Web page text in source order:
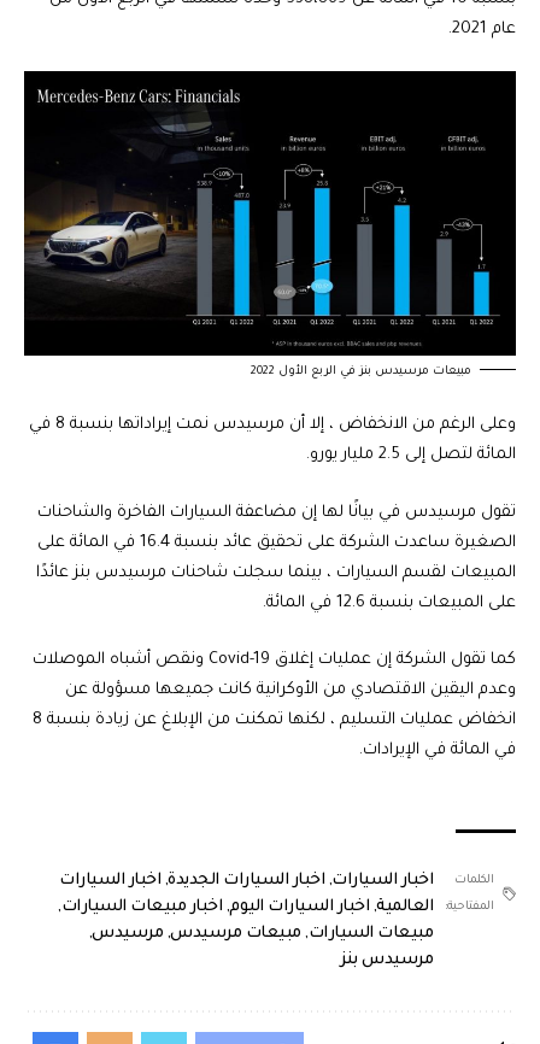
عام 2021.
مبيعات مرسيدس بنز في الربع الأول 2022
وعلى الرغم من الانخفاض ، إلا أن مرسيدس نمت إيراداتها بنسبة 8 في
المائة لتصل إلى 2.5 مليار يورو.
تقول مرسيدس في بيانًا لها إن مضاعفة السيارات الفاخرة والشاحنات
الصغيرة ساعدت الشركة على تحقيق عائد بنسبة 16.4 في المائة على
المبيعات لقسم السيارات ، بينما سجلت شاحنات مرسيدس بنز عائدًا
على المبيعات بنسبة 12.6 في المائة.
كما تقول الشركة إن عمليات إغلاق Covid-19 ونقص أشباه الموصلات
وعدم اليقين الاقتصادي من الأوكرانية كانت جميعها مسؤولة عن
انخفاض عمليات التسليم ، لكنها تمكنت من الإبلاغ عن زيادة بنسبة 8
في المائة في الإيرادات.
الكلمات
المفتاحية:
اخبار السيارات, اخبار السيارات الجديدة, اخبار السيارات
العالمية, اخبار السيارات اليوم, اخبار مبيعات السيارات,
مبيعات السيارات, مبيعات مرسيدس, مرسيدس,
مرسيدس بنز